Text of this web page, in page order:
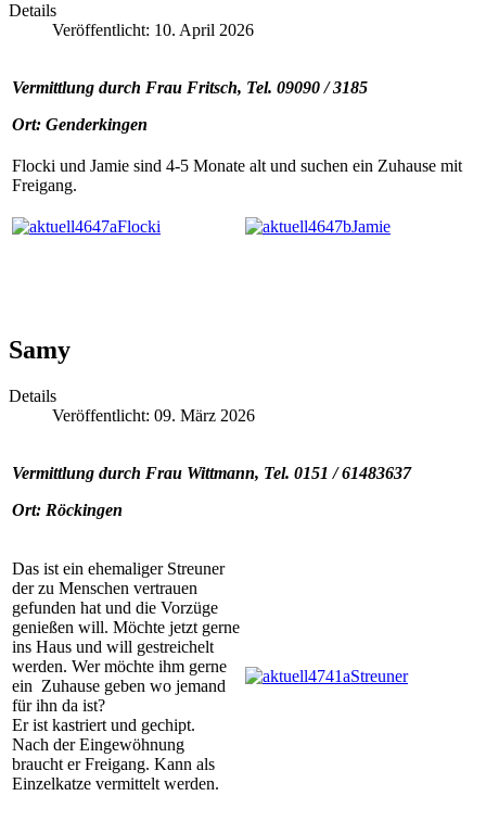
Details
Veröffentlicht: 10. April 2026
Vermittlung durch Frau Fritsch, Tel. 09090 / 3185
Ort: Genderkingen
Flocki und Jamie sind 4-5 Monate alt und suchen ein Zuhause mit
Freigang.
Samy
Details
Veröffentlicht: 09. März 2026
Vermittlung durch Frau Wittmann, Tel. 0151 / 61483637
Ort: Röckingen
Das ist ein ehemaliger Streuner
der zu Menschen vertrauen
gefunden hat und die Vorzüge
genießen will. Möchte jetzt gerne
ins Haus und will gestreichelt
werden. Wer möchte ihm gerne
ein Zuhause geben wo jemand
für ihn da ist?
Er ist kastriert und gechipt.
Nach der Eingewöhnung
braucht er Freigang. Kann als
Einzelkatze vermittelt werden.